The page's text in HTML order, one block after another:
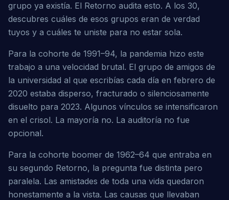
grupo ya existía. El Retorno audita esto. A los 30,
descubres cuáles de esos grupos eran de verdad
tuyos y a cuáles te uniste para no estar sola.
Para la cohorte de 1991–94, la pandemia hizo este
trabajo a una velocidad brutal. El grupo de amigos de
la universidad al que escribías cada día en febrero de
2020 estaba disperso, fracturado o silenciosamente
disuelto para 2023. Algunos vínculos se intensificaron
en el crisol. La mayoría no. La auditoría no fue
opcional.
Para la cohorte boomer de 1962–64 que entraba en
su segundo Retorno, la pregunta fue distinta pero
paralela. Las amistades de toda una vida quedaron
honestamente a la vista. Las causas que llevaban